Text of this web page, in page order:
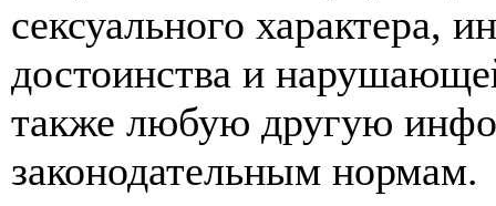
сексуального характера,
достоинства и
также любую другую
законодательным нормам.